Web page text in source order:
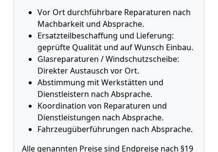
Vor Ort durchführbare Reparaturen nach
Machbarkeit und Absprache.
Ersatzteilbeschaffung und Lieferung:
geprüfte Qualität und auf Wunsch Einbau.
Glasreparaturen / Windschutzscheibe:
Direkter Austausch vor Ort.
Abstimmung mit Werkstätten und
Dienstleistern nach Absprache.
Koordination von Reparaturen und
Dienstleistungen nach Absprache.
Fahrzeugüberführungen nach Absprache.
Alle genannten Preise sind Endpreise nach §19